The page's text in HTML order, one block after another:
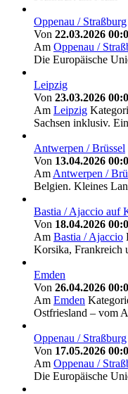
Oppenau / Straßburg
Von 22.03.2026
Am Oppenau /
Die Europäische
Leipzig
Von 23.03.2026
Am Leipzig
Sachsen inklusiv.
Antwerpen / Brüssel
Von 13.04.2026
Am Antwerpen /
Belgien. Kleines
Bastia / Ajaccio auf
Von 18.04.2026
Am Bastia / Ajaccio
Korsika, Frankreich
Emden
Von 26.04.2026
Am Emden
Ostfriesland – vom
Oppenau / Straßburg
Von 17.05.2026
Am Oppenau /
Die Europäische